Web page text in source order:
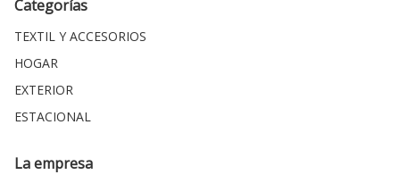
Categorías
TEXTIL Y ACCESORIOS
HOGAR
EXTERIOR
ESTACIONAL
La empresa